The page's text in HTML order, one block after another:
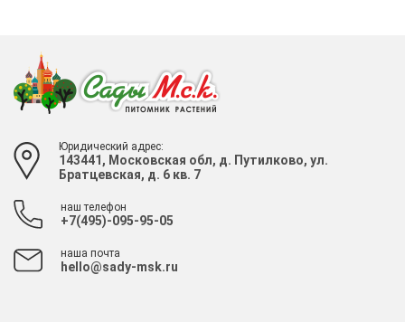
Юридический адрес:
143441, Московская обл, д. Путилково, ул.
Братцевская, д. 6 кв. 7
наш телефон
+7(495)-095-95-05
наша почта
hello@sady-msk.ru